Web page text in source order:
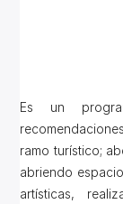
Es un
ramo turístico;
abriendo
artísticas,